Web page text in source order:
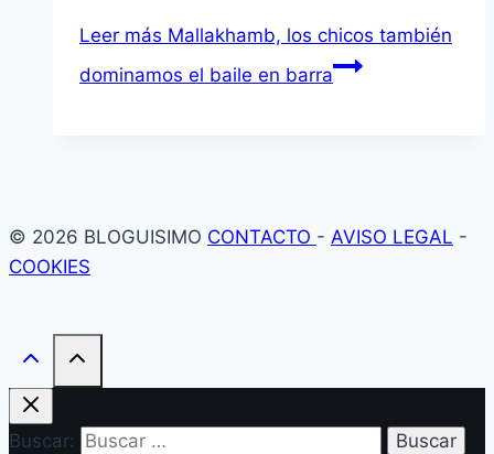
Leer más Mallakhamb, los chicos también
dominamos el baile en barra
© 2026 BLOGUISIMO CONTACTO - AVISO LEGAL -
COOKIES
Buscar: